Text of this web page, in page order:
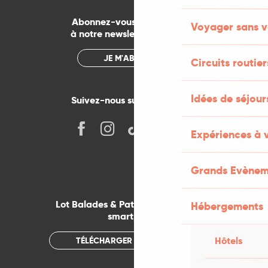
Voyager sans
Circuits
Idées de
Expériences à
Grands
Hébergements
Hôtels
Abonnez-vous gratuitement
à notre newsletter mensuelle
JE M'ABONNE
Suivez-nous sur les réseaux !
Lot Balades & Patrimoines sur votre
smartphone
TÉLÉCHARGER L'APPLICATION